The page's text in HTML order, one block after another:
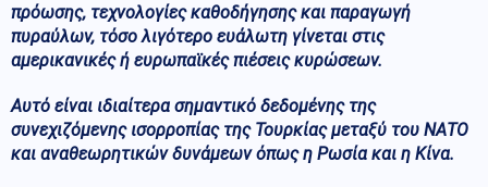
πρόωσης, τεχνολογίες καθοδήγησης και παραγωγή
πυραύλων, τόσο λιγότερο ευάλωτη γίνεται στις
αμερικανικές ή ευρωπαϊκές πιέσεις κυρώσεων.
Αυτό είναι ιδιαίτερα σημαντικό δεδομένης της
συνεχιζόμενης ισορροπίας της Τουρκίας μεταξύ του ΝΑΤΟ
και αναθεωρητικών δυνάμεων όπως η Ρωσία και η Κίνα.